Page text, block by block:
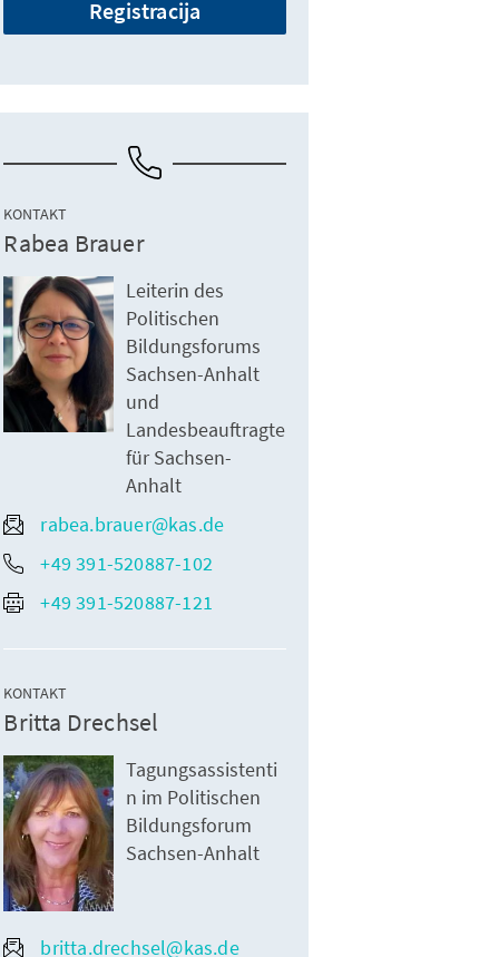
Registracija
KONTAKT
Rabea Brauer
Leiterin des
Politischen
Bildungsforums
Sachsen-Anhalt
und
Landesbeauftragte
für Sachsen-
Anhalt
rabea.brauer@kas.de
+49 391-520887-102
+49 391-520887-121
KONTAKT
Britta Drechsel
Tagungsassistenti
n im Politischen
Bildungsforum
Sachsen-Anhalt
britta.drechsel@kas.de